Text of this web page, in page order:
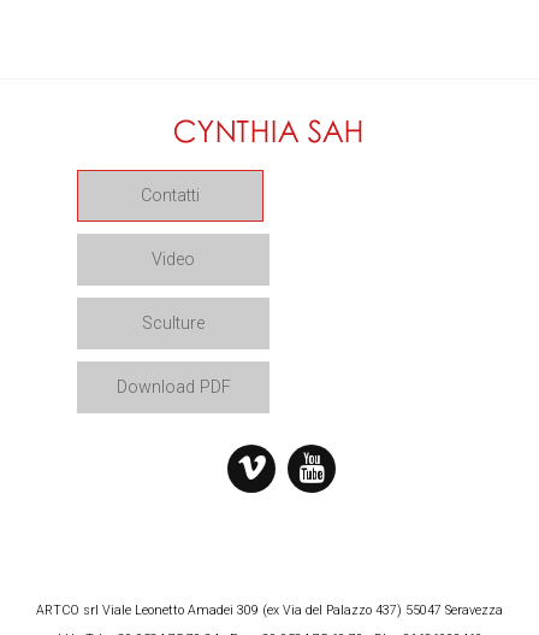
Contatti
Video
Sculture
Download PDF
ARTCO srl Viale Leonetto Amadei 309 (ex Via del Palazzo 437) 55047 Seravezza